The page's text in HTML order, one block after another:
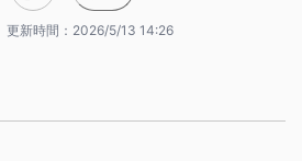
更新時間： 2026/5/13 14:26